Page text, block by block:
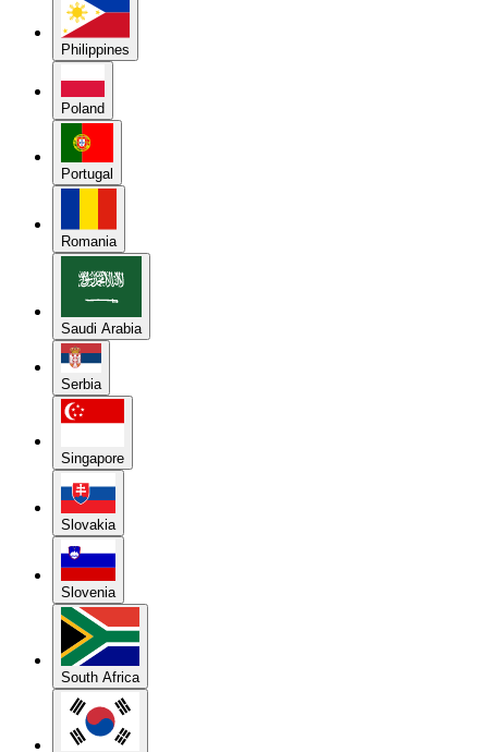
Philippines
Poland
Portugal
Romania
Saudi Arabia
Serbia
Singapore
Slovakia
Slovenia
South Africa